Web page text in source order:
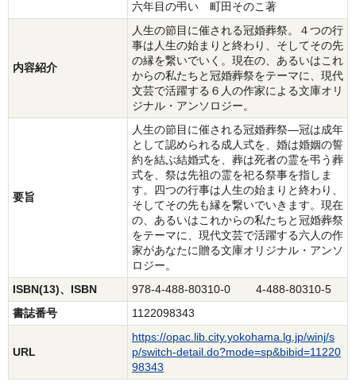
六年目の弔い 町田そのこ著
内容紹介
人生の節目に催される冠婚葬祭。４つの行
事は人生の始まりと終わり、そしてその先
の縁を繋いでいく。現在の、あるいはこれ
からの私たちと冠婚葬祭をテーマに、現代
文芸で活躍する６人の作家による文庫オリ
ジナル・アンソロジー。
要旨
人生の節目に催される冠婚葬祭―冠は成年
として認められる成人式を、婚は婚姻の誓
約を結ぶ結婚式を、葬は死者の霊を弔う葬
式を、祭は先祖の霊を祀る祭事を指しま
す。四つの行事は人生の始まりと終わり、
そしてその先も縁を繋いでいきます。現在
の、あるいはこれからの私たちと冠婚葬祭
をテーマに、現代文芸で活躍する六人の作
家があなたに贈る文庫オリジナル・アンソ
ロジー。
ISBN(13)、ISBN
978-4-488-80310-0 4-488-80310-5
書誌番号
1122098343
URL
https://opac.lib.city.yokohama.lg.jp/winj/s
p/switch-detail.do?mode=sp&bibid=11220
98343